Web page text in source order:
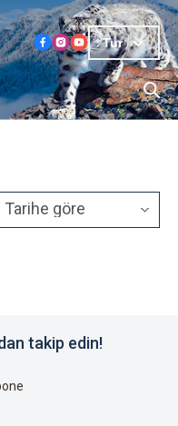
Tur
takip edin!